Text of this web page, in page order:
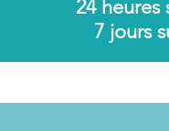
24 heures
7 jours